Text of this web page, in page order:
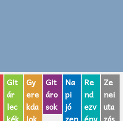
Git
ár
lec
Gy
ere
kda
Git
áro
sok
Na
pi
jó
Re
nd
ezv
Ze
nei
uta